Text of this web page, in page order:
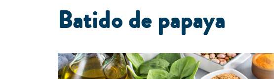
Batido de papaya